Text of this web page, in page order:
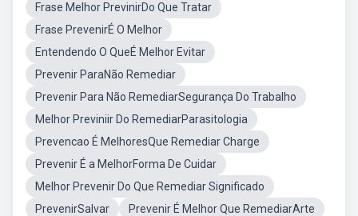
Frase Melhor PrevinirDo Que Tratar
Frase PrevenirÉ O Melhor
Entendendo O QueÉ Melhor Evitar
Prevenir ParaNão Remediar
Prevenir Para Não RemediarSegurança Do Trabalho
Melhor Previniir Do RemediarParasitologia
Prevencao É MelhoresQue Remediar Charge
Prevenir É a MelhorForma De Cuidar
Melhor Prevenir Do Que Remediar Significado
PrevenirSalvar
Prevenir É Melhor Que RemediarArte